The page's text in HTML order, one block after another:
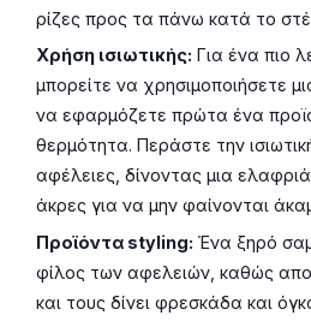
ρίζες προς τα πάνω κατά το
Χρήση ισιωτικής: Για ένα πιο
μπορείτε να χρησιμοποιήσετε
να εφαρμόζετε πρώτα ένα
θερμότητα. Περάστε την
αφέλειες, δίνοντας μια
άκρες για να μην φαίνονται
Προϊόντα styling: Ένα ξηρό
φίλος των αφελειών, καθώς
και τους δίνει φρεσκάδα και